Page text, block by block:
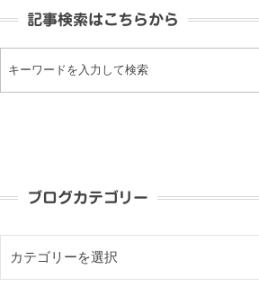
記事検索はこちらから
ブログカテゴリー